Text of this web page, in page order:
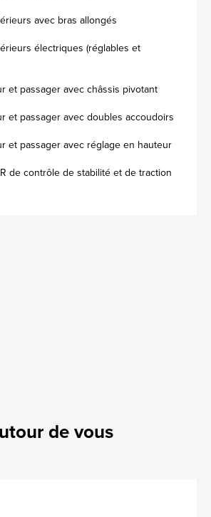
avec bras allongés
électriques (réglables et
et passager avec châssis pivotant
et passager avec doubles accoudoirs
et passager avec réglage en hauteur
de contrôle de stabilité et de traction
de vous